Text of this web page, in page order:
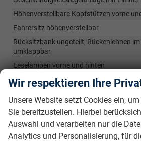
Höhenverstellbare Kopfstützen vorne
Fahrersitz höhenverstellbar
Rücksitzbank ungeteilt, Rückenlehnen
umklappbar
Leselampen vorne und hinten
Gepäckraumbeleuchtung
Getränkehalter vorne
elektromechanische Servolenkung
Lüftungsdüsen für 2. Sitzreihe unter
Wir respektieren Ihre
Unsere Website setzt Cookies ein,
Sie bereitzustellen. Hierbei
Auswahl und verarbeiten nur die
Analytics und Personalisierung, für